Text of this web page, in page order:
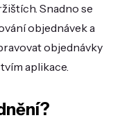
Snadno se
objednávek a
objednávky
aplikace.